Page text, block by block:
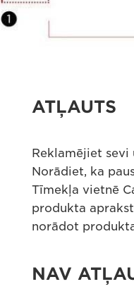
ATĻAUTS
Reklamējiet sevi
Norādiet, ka
Tīmekļa vietnē
produkta
norādot
NAV